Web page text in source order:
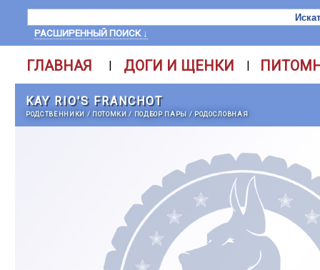
РАСШИРЕННЫЙ ПОИСК ↓
ГЛАВНАЯ | ДОГИ И ЩЕНКИ |
KAY RIO'S FRANCHOT
РОДСТВЕННИКИ / ПОТОМКИ/ ПОДБОР ПАРЫ / РОДОСЛОВНАЯ